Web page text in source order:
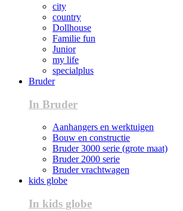
city
country
Dollhouse
Familie fun
Junior
my life
specialplus
Bruder
In Bruder
Aanhangers en werktuigen
Bouw en constructie
Bruder 3000 serie (grote maat)
Bruder 2000 serie
Bruder vrachtwagen
kids globe
In kids globe